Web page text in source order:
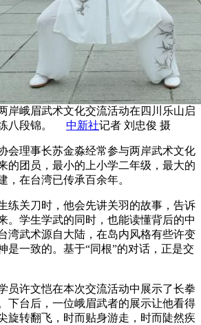
岸峨眉武术文化交流活动在四川乐山启
八段锦。 中新社记者 刘忠俊 摄
理事长苏金淼经常参与两岸武术文化
的团员，最小的上小学二年级，最大的
，在台湾已传承百余年。
关刀时，他会先讲关羽的故事，告诉
。学生学武的同时，也能读懂背后的中
湾武术源自大陆，在岛内风格有些许变
是一致的。基于“同根”的对话，正是交
许文恺在本次交流活动中展示了长拳
下台后，一位峨眉武者的展示让他看得
转翻飞，时而贴身游走，时而陡然疾